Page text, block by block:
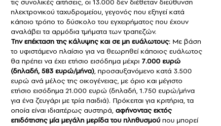
τις συνολικές αιτήσεις, οι 13.000 δεν διέθεταν διεύθυνση
ηλεκτρονικού ταχυδρομείου, γεγονός που εξηγεί κατά
κάποιο τρόπο το δύσκολο του εγχειρήματος που έχουν
αναλάβει τα αρμόδια τμήματα των τραπεζών.
Την επέκταση της κάλυψης και σε μη ευάλωτους: Με βάση
το υφιστάμενο πλαίσιο για να θεωρηθεί κάποιος ευάλωτος
θα πρέπει να έχει ετήσιο εισόδημα μέχρι 7.000 ευρώ
(δηλαδή, 583 ευρώ/μήνα), προσαυξανόμενο κατά 3.500
ευρώ ανά μέλος της οικογένειας, με όριο και μέγιστο
ετήσιο εισόδημα 21.000 ευρώ (δηλαδή, 1.750 ευρώ/μήνα
για ένα ζευγάρι με τρία παιδιά). Πρόκειται για κριτήρια, τα
οποία είναι ιδιαιτέρως αυστηρά, αφήνοντας εκτός
επιδότησης μία μεγάλη μερίδα του πληθυσμού που μπορεί